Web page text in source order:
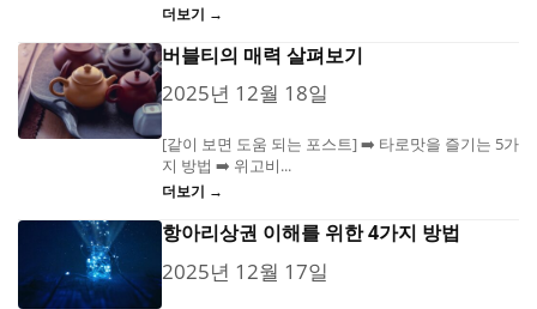
더보기 →
버블티의 매력 살펴보기
2025년 12월 18일
[같이 보면 도움 되는 포스트] ➡️ 타로맛을 즐기는 5가
지 방법 ➡️ 위고비...
더보기 →
항아리상권 이해를 위한 4가지 방법
2025년 12월 17일